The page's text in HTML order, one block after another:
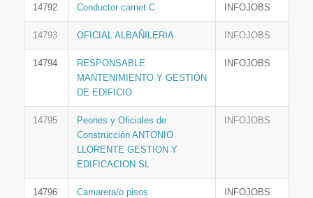
14792 Conductor carnet C INFOJOBS
14793 OFICIAL ALBAÑILERIA INFOJOBS
14794
RESPONSABLE
MANTENIMIENTO Y GESTIÓN
DE EDIFICIO
INFOJOBS
14795
Peones y Oficiales de
Construcción ANTONIO
LLORENTE GESTION Y
EDIFICACION SL
INFOJOBS
14796 Camarera/o pisos INFOJOBS